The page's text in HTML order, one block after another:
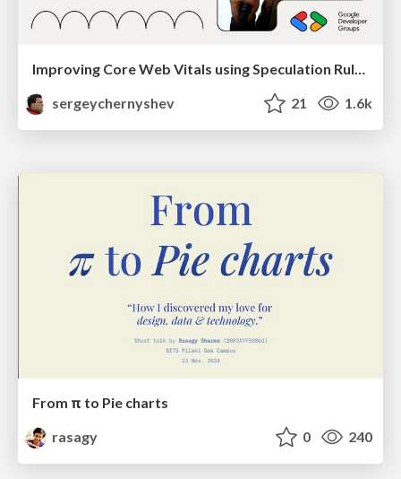
sergeychernyshev
21 1.6k
From π to Pie charts
rasagy
0 240